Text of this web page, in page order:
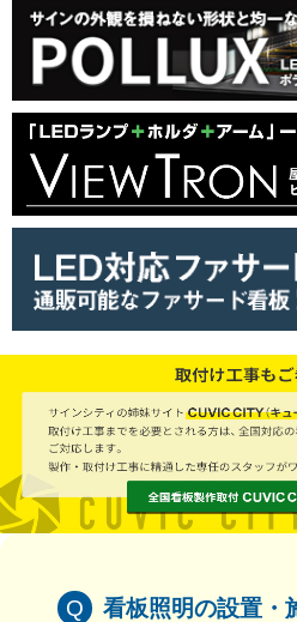
看板照明の設置・